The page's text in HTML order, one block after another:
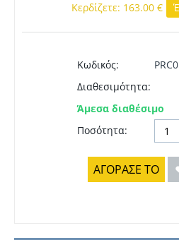
Κερδίζετε: 163.00€
Κωδικός:
Διαθεσιμότητα:
Άμεσα διαθέσιμο
Ποσότητα:
ΑΓΟΡΑΣΕ ΤΟ